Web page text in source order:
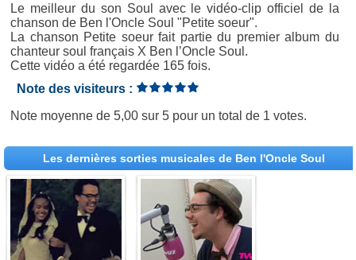
Le meilleur du son Soul avec le vidéo-clip officiel de la
chanson de Ben l'Oncle Soul "Petite soeur".
La chanson Petite soeur fait partie du premier album du
chanteur soul français X Ben l’Oncle Soul.
Cette vidéo a été regardée 165 fois.
Note des visiteurs :
Note moyenne de5,00 sur5 pour un total de 1 votes.
Les dernières sorties musicales de Ben l'Oncle Soul